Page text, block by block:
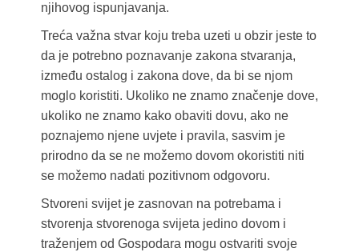
njihovog ispunjavanja.
Treća važna stvar koju treba uzeti u obzir jeste to
da je potrebno poznavanje zakona stvaranja,
između ostalog i zakona dove, da bi se njom
moglo koristiti. Ukoliko ne znamo značenje dove,
ukoliko ne znamo kako obaviti dovu, ako ne
poznajemo njene uvjete i pravila, sasvim je
prirodno da se ne možemo dovom okoristiti niti
se možemo nadati pozitivnom odgovoru.
Stvoreni svijet je zasnovan na potrebama i
stvorenja stvorenoga svijeta jedino dovom i
traženjem od Gospodara mogu ostvariti svoje